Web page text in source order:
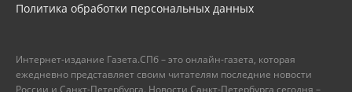
Политика обработки персональных данных
Интернет-издание Газета.СПб – это онлайн-газета, которая
ежедневно представляет своим читателям последние новости